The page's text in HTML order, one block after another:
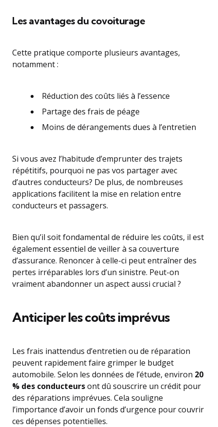
Les avantages du covoiturage
Cette pratique comporte plusieurs avantages,
notamment :
Réduction des coûts liés à l’essence
Partage des frais de péage
Moins de dérangements dues à l’entretien
Si vous avez l’habitude d’emprunter des trajets
répétitifs, pourquoi ne pas vos partager avec
d’autres conducteurs? De plus, de nombreuses
applications facilitent la mise en relation entre
conducteurs et passagers.
Bien qu’il soit fondamental de réduire les coûts, il est
également essentiel de veiller à sa couverture
d’assurance. Renoncer à celle-ci peut entraîner des
pertes irréparables lors d’un sinistre. Peut-on
vraiment abandonner un aspect aussi crucial ?
Anticiper les coûts imprévus
Les frais inattendus d’entretien ou de réparation
peuvent rapidement faire grimper le budget
automobile. Selon les données de l’étude, environ 20
% des conducteursont dû souscrire un crédit pour
des réparations imprévues. Cela souligne
l’importance d’avoir un fonds d’urgence pour couvrir
ces dépenses potentielles.